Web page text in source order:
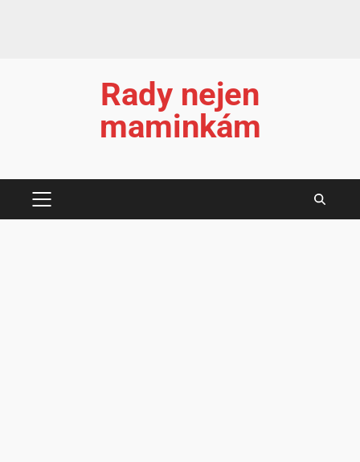
Rady nejen
maminkám